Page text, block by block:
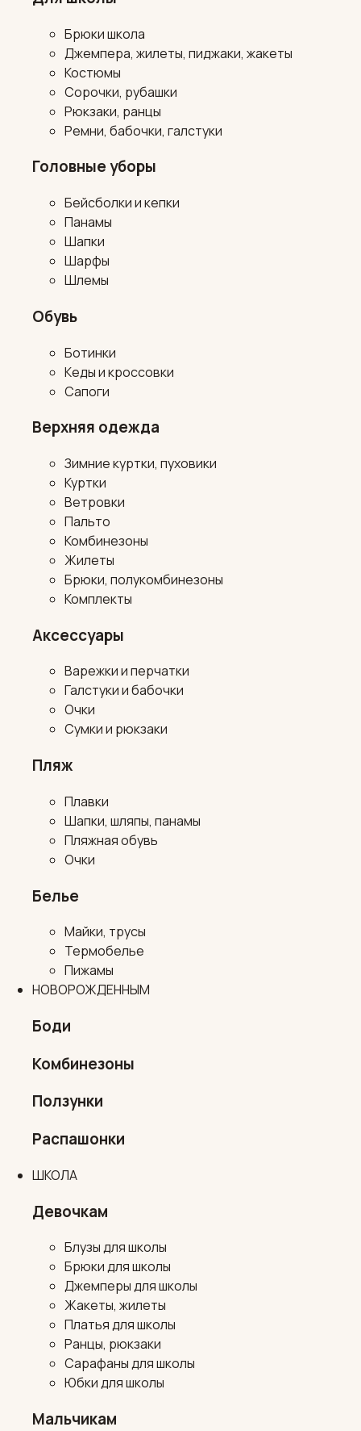
Брюки школа
Джемпера, жилеты, пиджаки, жакеты
Костюмы
Сорочки, рубашки
Рюкзаки, ранцы
Ремни, бабочки, галстуки
Головные уборы
Бейсболки и кепки
Панамы
Шапки
Шарфы
Шлемы
Обувь
Ботинки
Кеды и кроссовки
Сапоги
Верхняя одежда
Зимние куртки, пуховики
Куртки
Ветровки
Пальто
Комбинезоны
Жилеты
Брюки, полукомбинезоны
Комплекты
Аксессуары
Варежки и перчатки
Галстуки и бабочки
Очки
Сумки и рюкзаки
Пляж
Плавки
Шапки, шляпы, панамы
Пляжная обувь
Очки
Белье
Майки, трусы
Термобелье
Пижамы
НОВОРОЖДЕННЫМ
Боди
Комбинезоны
Ползунки
Распашонки
ШКОЛА
Девочкам
Блузы для школы
Брюки для школы
Джемперы для школы
Жакеты, жилеты
Платья для школы
Ранцы, рюкзаки
Сарафаны для школы
Юбки для школы
Мальчикам